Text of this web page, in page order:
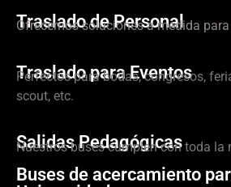
Traslado de Personal
Ofrecemos soluciones a medida
Traslado para Eventos
Perfectos para bodas, congresos,
scout, etc.
Salidas Pedagógicas
Nuestros buses cumplen con toda la
Buses de acercamiento